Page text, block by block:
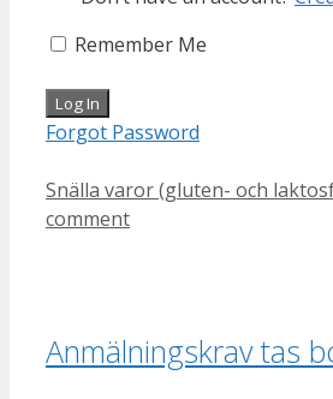
Remember Me
Forgot Password
Categories
Snälla varor (gluten- och
comment
Anmälningskrav tas